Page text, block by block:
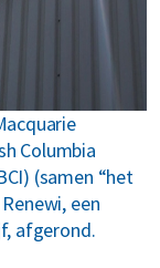
Columbia
(samen “het
een
afgerond.